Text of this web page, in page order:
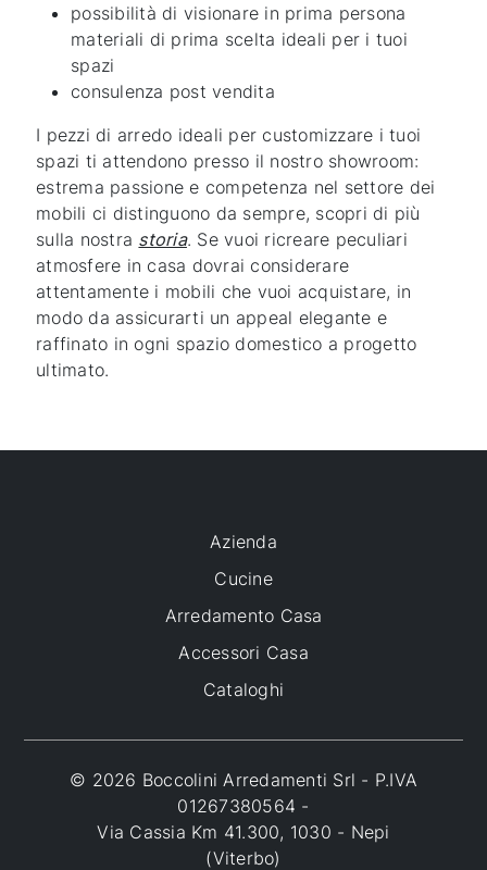
possibilità di visionare in prima persona
materiali di prima scelta ideali per i tuoi
spazi
consulenza post vendita
I pezzi di arredo ideali per customizzare i tuoi
spazi ti attendono presso il nostro showroom:
estrema passione e competenza nel settore dei
mobili ci distinguono da sempre, scopri di più
sulla nostra storia. Se vuoi ricreare peculiari
atmosfere in casa dovrai considerare
attentamente i mobili che vuoi acquistare, in
modo da assicurarti un appeal elegante e
raffinato in ogni spazio domestico a progetto
ultimato.
Azienda
Cucine
Arredamento Casa
Accessori Casa
Cataloghi
© 2026 Boccolini Arredamenti Srl - P.IVA
01267380564 -
Via Cassia Km 41.300, 1030 - Nepi
(Viterbo)